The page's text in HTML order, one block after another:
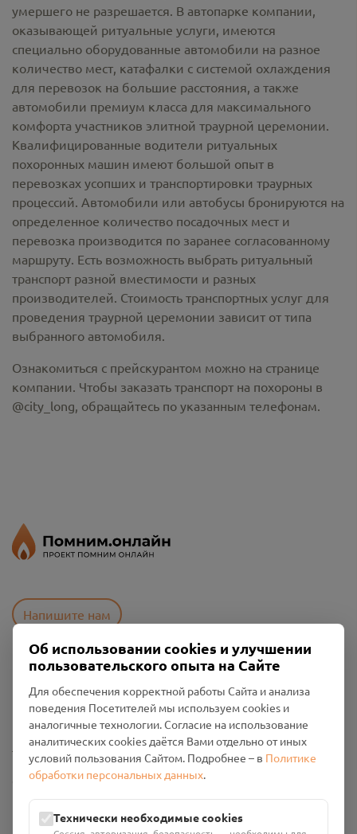
умершего не разрешается. В автопарке компании,
оказывающей ритуальные услуги, имеются
специально оборудованные автомобили на разное
количество мест, катафалки с системой охлаждения
для перевозок на большие расстояния, а также
автомобили премиум класса для максимального
комфорта участников элитной траурной церемонии.
Квалифицированные водители ритуальных
похоронных машин имеют большой опыт в
перевозках усопших и транспортировки траурных
процессий. Автомобили или автобусы бронируются на
определенное количество посадочных мест и
перевозка производится по заранее согласованному
маршруту. Есть возможность выбрать ритуальный
транспорт разной вместимости и разных
производителей. Стоимость транспортных услуг для
проведения траурной церемонии зависит от типа
выбранного автомобиля.
Ознакомиться с прейскурантом можно на странице
компании. Чтобы заказать транспорт на похороны в
@city_long, обращайтесь по указанным телефонам.
Напишите нам
Политика конфиденциальности
Промо-материалы
Настройки cookies
Общество с ограниченной ответственностью «Смоленский
Проект Помним»
ИНН: 6700029207 ОГРН: 1256700001986
Об использовании cookies и улучшении
пользовательского опыта на Сайте
Для обеспечения корректной работы Сайта и анализа
поведения Посетителей мы используем cookies и
аналогичные технологии. Согласие на использование
аналитических cookies даётся Вами отдельно от иных
условий пользования Сайтом. Подробнее – в Политике
обработки персональных данных.
Технически необходимые cookies